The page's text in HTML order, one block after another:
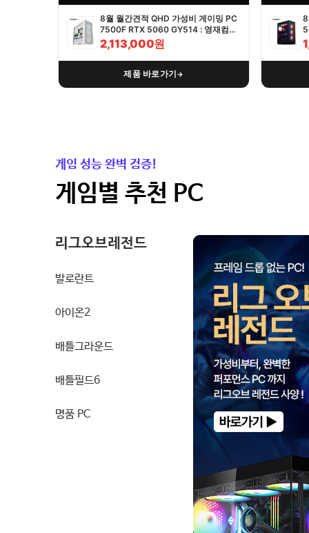
8월 월간견적 QHD 가성비 게이밍 PC
7500F RTX 5060 GY514 : 영재컴퓨
터
2,113,000원
제품 바로가기→
8
게임 성능 완벽 검증!
게임별 추천 PC
리그오브레전드
발로란트
아이온2
배틀그라운드
배틀필드6
명품 PC